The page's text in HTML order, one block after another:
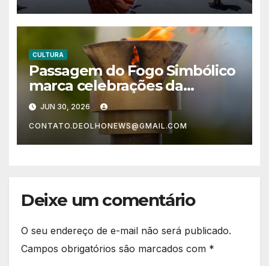
CULTURA
Passagem do Fogo Simbólico
marca celebrações da
Independência da Bahia em
Lauro de Freitas nesta terça
(30)
JUN 30, 2026
CONTATO.DEOLHONEWS@GMAIL.COM
Deixe um comentário
O seu endereço de e-mail não será publicado.
Campos obrigatórios são marcados com *